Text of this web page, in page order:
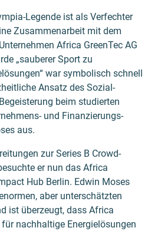
Legende ist als Verfechter
Zusammen­arbeit mit dem
Africa GreenTec AG
„sauberer Sport zu
war symbolisch schnell
Ansatz des Sozial­
beim studierten
und Finanzierungs­
aus.
zur Series B Crowd­
er nun das Africa
Hub Berlin. Edwin Moses
aber unterschätzten
ist überzeugt, dass Africa
für nachhaltige Energie­lösungen